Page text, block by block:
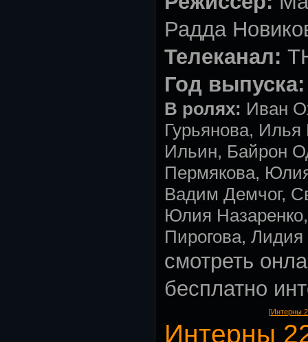
Радда
Телеканал:
Год выпуска:
В ролях: Иван
Гурьянова, Илья
Ильин, Байрон
Пермякова,
Вадим Демчог,
Юлия
Пирогова,
смотреть
бесплатно
[Интерны
Интерны